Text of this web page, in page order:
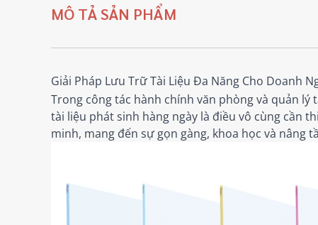
MÔ TẢ SẢN PHẨM
Giải Pháp Lưu Trữ Tài Liệu Đa Năng Cho Doanh
Trong công tác hành chính văn phòng và quản
tài liệu phát sinh hàng ngày là điều vô cùng cần
minh, mang đến sự gọn gàng, khoa học và